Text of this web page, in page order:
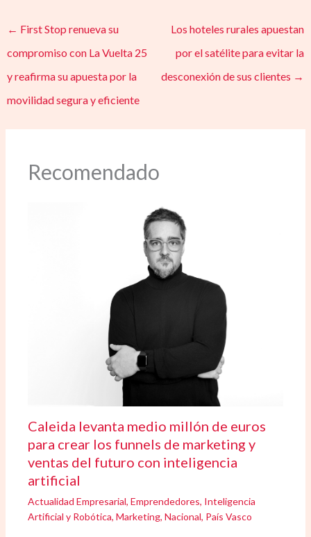
← First Stop renueva su
compromiso con La Vuelta 25
y reafirma su apuesta por la
movilidad segura y eficiente
Los hoteles rurales apuestan
por el satélite para evitar la
desconexión de sus clientes →
Recomendado
Caleida levanta medio millón de euros
para crear los funnels de marketing y
ventas del futuro con inteligencia
artificial
Actualidad Empresarial,Emprendedores, Inteligencia
Artificial y Robótica,Marketing,Nacional, País Vasco